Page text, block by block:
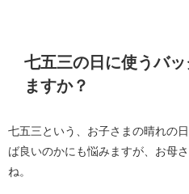
七五三の日に使うバ
ますか？
七五三という、お子さまの晴れの
ば良いのかにも悩みますが、お母
ね。